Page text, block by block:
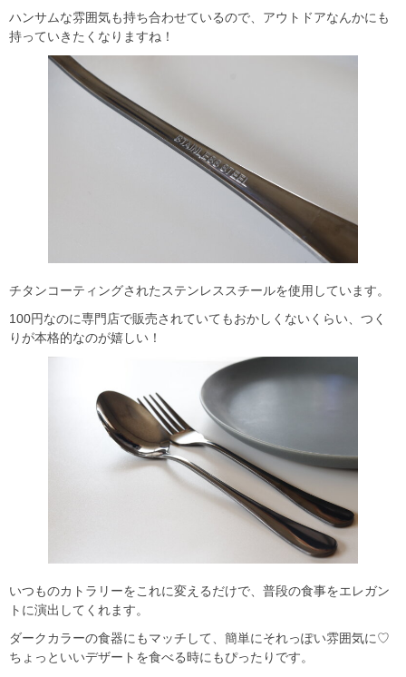
ハンサムな雰囲気も持ち合わせているので、アウトドアなんかにも
持っていきたくなりますね！
チタンコーティングされたステンレススチールを使用しています。
100円なのに専門店で販売されていてもおかしくないくらい、つく
りが本格的なのが嬉しい！
いつものカトラリーをこれに変えるだけで、普段の食事をエレガン
トに演出してくれます。
ダークカラーの食器にもマッチして、簡単にそれっぽい雰囲気に♡
ちょっといいデザートを食べる時にもぴったりです。